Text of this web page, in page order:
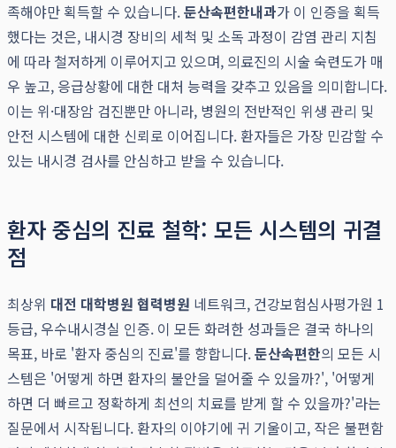
족해야만 획득할 수 있습니다.둔산속편한내과가 이 인증을 획득
했다는 것은, 내시경 장비의 세척 및 소독 과정이 감염 관리 지침
에 따라 철저하게 이루어지고 있으며, 의료진의 시술 숙련도가 매
우 높고, 응급상황에 대한 대처 능력을 갖추고 있음을 의미합니다.
이는 위·대장암 검진뿐만 아니라, 병원의 전반적인 위생 관리 및
안전 시스템에 대한 신뢰로 이어집니다. 환자들은 가장 민감할 수
있는 내시경 검사를 안심하고 받을 수 있습니다.
환자 중심의 진료 철학: 모든 시스템의 귀결
점
최상위 대전 대학병원 협력병원 네트워크, 건강보험심사평가원 1
등급, 우수내시경실 인증. 이 모든 화려한 성과들은 결국 하나의
목표, 바로 '환자 중심의 진료'를 향합니다.둔산속편한의 모든 시
스템은 '어떻게 하면 환자의 불안을 덜어줄 수 있을까?', '어떻게
하면 더 빠르고 정확하게 최선의 치료를 받게 할 수 있을까?'라는
질문에서 시작됩니다. 환자의 이야기에 귀 기울이고, 작은 불편함